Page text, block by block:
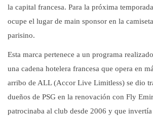
la capital francesa. Para la próxima
ocupe el lugar de main sponsor en la
parisino.
Esta marca pertenece a un programa
una cadena hotelera francesa que opera en
arribo de ALL (Accor Live Limitless) se dio
dueños de PSG en la renovación con Fly
patrocinaba al club desde 2006 y que